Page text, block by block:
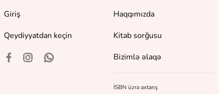
Giriş
Qeydiyyatdan keçin
Haqqımızda
Kitab sorğusu
Bizimlə əlaqə
İSBN üzrə axtarış